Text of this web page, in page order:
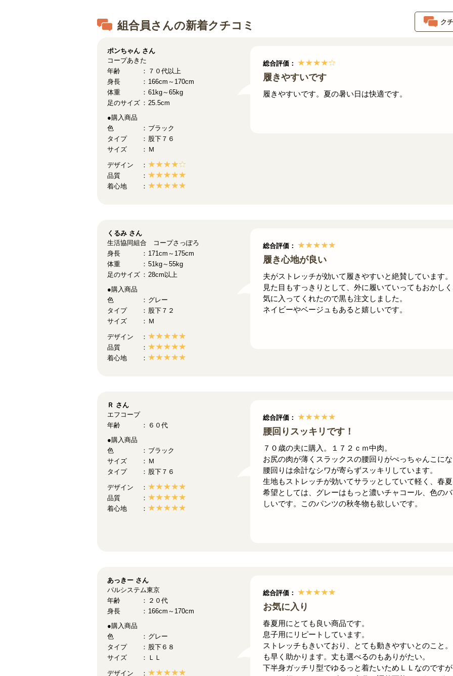
組合員さんの新着クチコミ ク
総合評価：
履きやすいです
履きやすいです。夏の暑い日は快適です。
ポンちゃん さん
コープあきた
年齢
７０代以上
身長
166cm～170cm
体重
61kg～65kg
足のサイズ
25.5cm
●購入商品
色
ブラック
タイプ
股下７６
サイズ
Ｍ
デザイン
品質
着心地
総合評価：
履き心地が良い
夫がストレッチが効いて履きやすいと絶賛しています。
見た目もすっきりとして、外に履いていってもおかしく
気に入ってくれたので黒も注文しました。
ネイビーやベージュもあると嬉しいです。
くるみ さん
生活協同組合 コープさっぽろ
身長
171cm～175cm
体重
51kg～55kg
足のサイズ
28cm以上
●購入商品
色
グレー
タイプ
股下７２
サイズ
Ｍ
デザイン
品質
着心地
総合評価：
腰回りスッキリです！
７０歳の夫に購入。１７２ｃｍ中肉。
お尻の肉が薄くスラックスの腰回りがぺっちゃんこに
腰回りは余計なシワが寄らずスッキリしています。
生地もストレッチが効いてサラッとしていて軽く、春夏
希望としては、グレーはもっと濃いチャコール、色の
しいです。このパンツの秋冬物も欲しいです。
Ｒ さん
エフコープ
年齢
６０代
●購入商品
色
ブラック
サイズ
Ｍ
タイプ
股下７６
デザイン
品質
着心地
総合評価：
お気に入り
春夏用にとても良い商品です。
息子用にリピートしています。
ストレッチもきいており、とても動きやすいとのこと
も早く助かります。丈も選べるのもありがたい。
下半身ガッチリ型でゆるっと着たいためＬＬなのです
あっきー さん
パルシステム東京
年齢
２０代
身長
166cm～170cm
●購入商品
色
グレー
タイプ
股下６８
サイズ
ＬＬ
デザイン